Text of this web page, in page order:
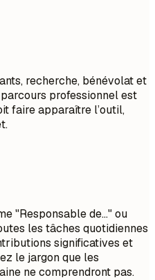
recherche, bénévolat et
professionnel est
faire apparaître l’outil,
"Responsable de..." ou
les tâches quotidiennes
significatives et
le jargon que les
ne comprendront pas.